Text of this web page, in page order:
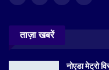
ताज़ा खबरें
नोएडा मेट्रो